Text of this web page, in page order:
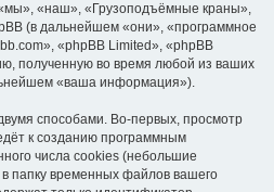
«наш», «Грузоподъёмные краны»,
(в дальнейшем «они», «программное
«phpBB Limited», «phpBB
полученную во время любой из ваших
«ваша информация»).
способами. Во-первых, просмотр
к созданию программным
числа cookies (небольшие
папку временных файлов вашего